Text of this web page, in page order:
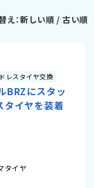
え：新しい順 / 古い順
レスタイヤ交換
BRZにスタッ
タイヤを装着
タイヤ